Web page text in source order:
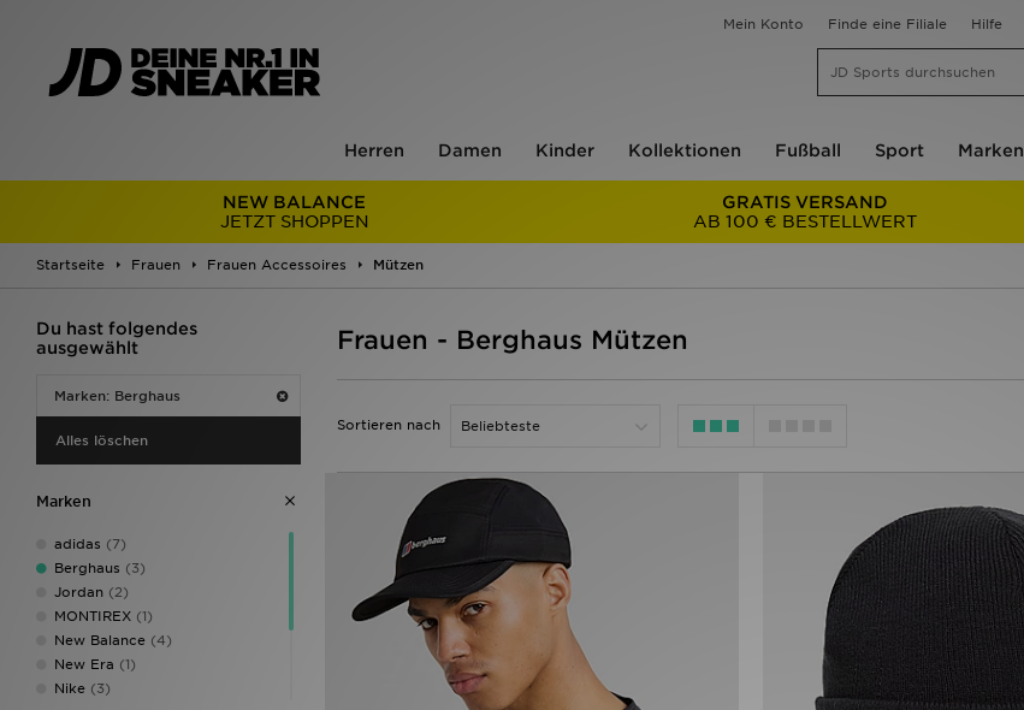
Mein Konto Finde eine Filiale Hilfe
Herren Damen Kinder Kollektionen Fußball Sport Marken
NEW BALANCE
JETZT SHOPPEN
GRATIS VERSAND
AB 100 € BESTELLWERT
Startseite Frauen Frauen Accessoires Mützen
Du hast folgendes
ausgewählt
Marken: Berghaus
Alles löschen
Marken
adidas (7)
Berghaus (3)
Jordan (2)
MONTIREX (1)
New Balance (4)
New Era (1)
Nike (3)
Frauen - Berghaus Mützen
Sortieren nach